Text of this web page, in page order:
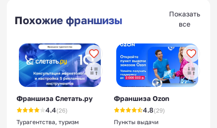
Похожие франшизы
Показать
все
Франшиза Слетать.ру
4.4(26)
Турагентства, туризм
Франшиза Ozon
4.8(29)
Пункты выдачи